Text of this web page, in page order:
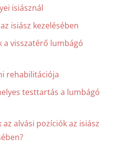
isiásznál
isiász kezelésében
a visszatérő lumbágó
rehabilitációja
testtartás a lumbágó
alvási pozíciók az isiász